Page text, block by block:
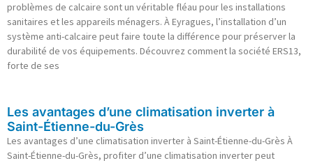
problèmes de calcaire sont un véritable fléau pour les installations
sanitaires et les appareils ménagers. À Eyragues, l’installation d’un
système anti-calcaire peut faire toute la différence pour préserver la
durabilité de vos équipements. Découvrez comment la société ERS13,
forte de ses
Les avantages d’une climatisation inverter à
Saint-Étienne-du-Grès
Les avantages d’une climatisation inverter à Saint-Étienne-du-Grès À
Saint-Étienne-du-Grès, profiter d’une climatisation inverter peut